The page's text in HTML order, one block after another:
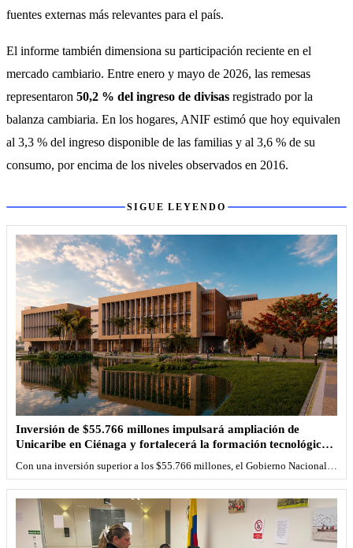
fuentes externas más relevantes para el país.
El informe también dimensiona su participación reciente en el
mercado cambiario. Entre enero y mayo de 2026, las remesas
representaron 50,2 % del ingreso de divisas registrado por la
balanza cambiaria. En los hogares, ANIF estimó que hoy equivalen
al 3,3 % del ingreso disponible de las familias y al 3,6 % de su
consumo, por encima de los niveles observados en 2016.
SIGUE LEYENDO
Sigue leyendo
Inversión de $55.766 millones impulsará ampliación de
Unicaribe en Ciénaga y fortalecerá la formación tecnológica
Con una inversión superior a los $55.766 millones, el Gobierno Nacional…